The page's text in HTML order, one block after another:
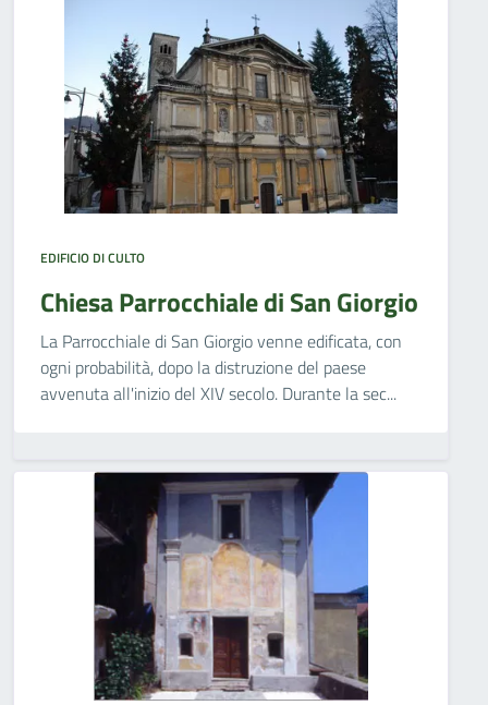
EDIFICIO DI CULTO
Chiesa Parrocchiale di San Giorgio
La Parrocchiale di San Giorgio venne edificata, con
ogni probabilità, dopo la distruzione del paese
avvenuta all'inizio del XIV secolo. Durante la sec...